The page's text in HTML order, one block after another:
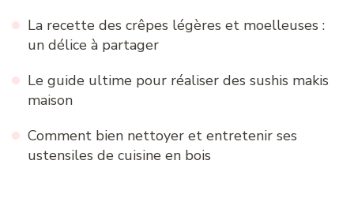
La recette des crêpes légères et moelleuses :
un délice à partager
Le guide ultime pour réaliser des sushis makis
maison
Comment bien nettoyer et entretenir ses
ustensiles de cuisine en bois